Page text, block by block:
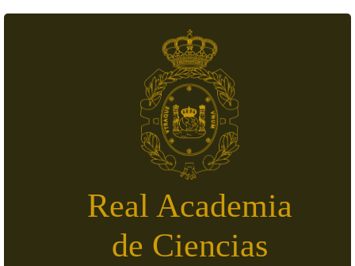
Real Academia
de Ciencias